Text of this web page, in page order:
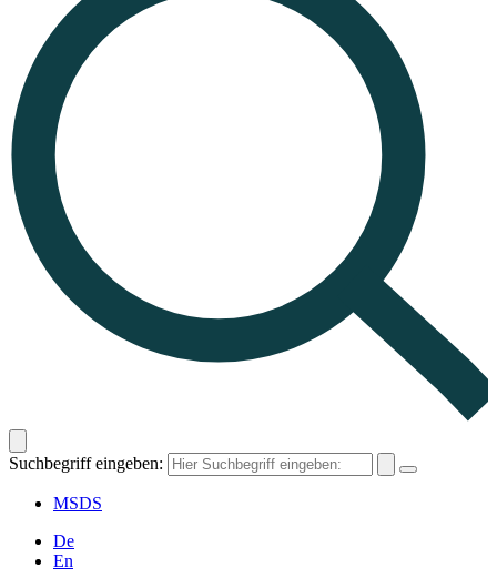
Suchbegriff eingeben:
MSDS
De
En